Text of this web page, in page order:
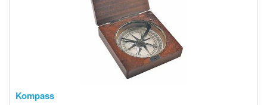
Kompass